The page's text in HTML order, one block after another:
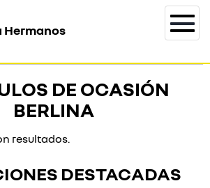
DE OCASIÓN
BERLINA
resultados.
DESTACADAS